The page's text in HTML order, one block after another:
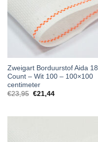
Zweigart Borduurstof Aida 18
Count – Wit 100 – 100×100
centimeter
€23,95 €21,44